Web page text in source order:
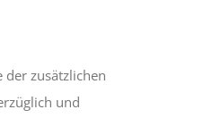
zusätzlichen
und